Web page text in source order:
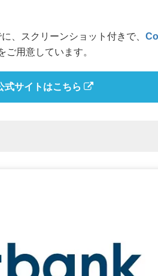
、スクリーンショット付きで、
ご用意しています。
式サイトはこちら